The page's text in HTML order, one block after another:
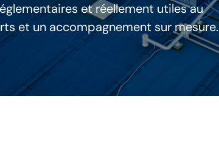
et réellement utiles au
et un accompagnement sur mesure.